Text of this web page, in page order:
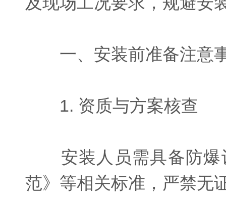
一、安装前准备注意
1. 资质与方案核查
安装人员需具备防爆
范》等相关标准，严禁无